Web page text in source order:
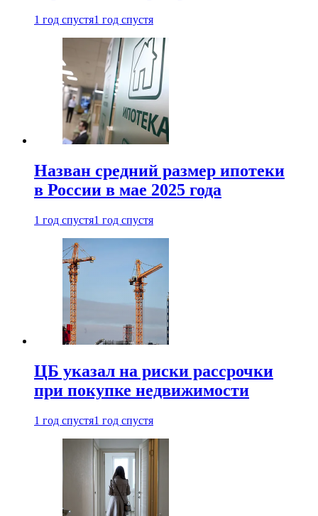
1 год спустя1 год спустя
Назван средний размер ипотеки
в России в мае 2025 года
1 год спустя1 год спустя
ЦБ указал на риски рассрочки
при покупке недвижимости
1 год спустя1 год спустя